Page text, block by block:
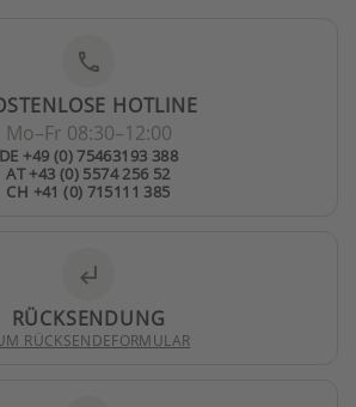
phone
HOTLINE
Mo–Fr 08:30–12:00
DE +49 (0) 75463193 388
AT +43 (0) 5574 256 52
CH +41 (0) 715111 385
subdirectory_arrow_left
RÜCKSENDUNG
RÜCKSENDEFORMULAR